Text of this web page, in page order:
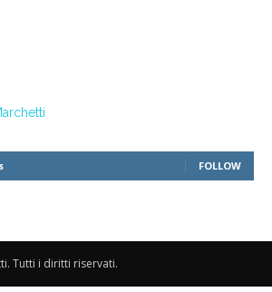
FOLLOW
Tutti i diritti riservati.